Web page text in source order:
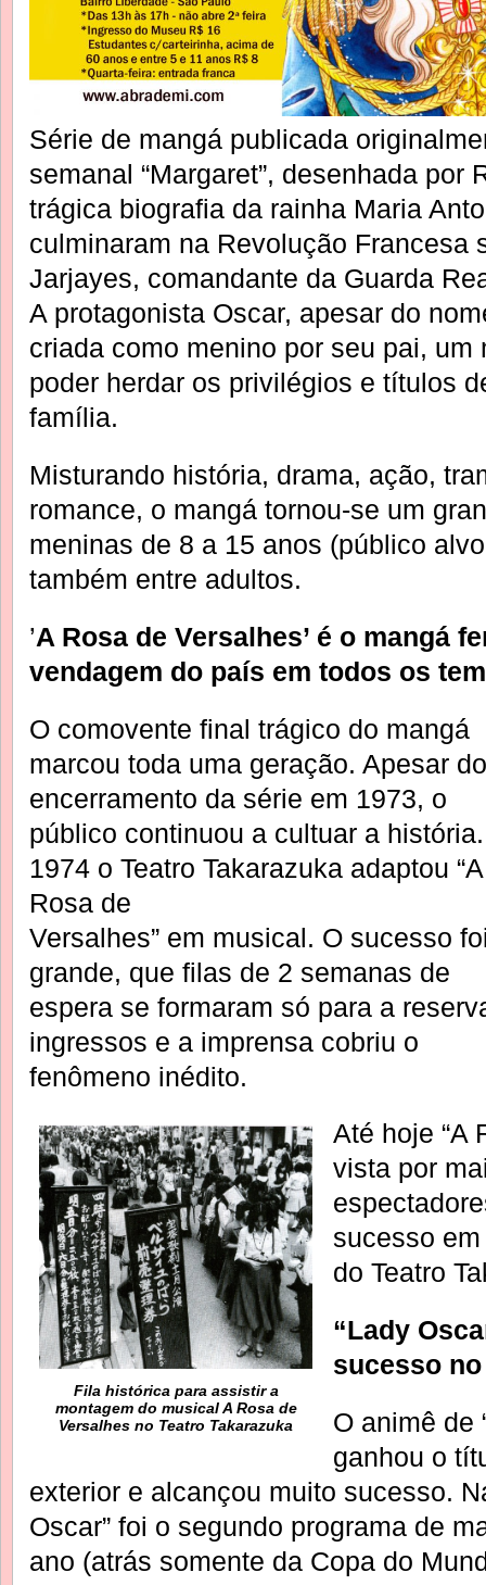
Série de mangá publicada
semanal “Margaret”, desenhada por
trágica biografia da rainha Maria
culminaram na Revolução Francesa
Jarjayes, comandante da Guarda
A protagonista Oscar, apesar do
criada como menino por seu pai, um
poder herdar os privilégios e títulos
família.
Misturando história, drama, ação,
romance, o mangá tornou-se um
meninas de 8 a 15 anos (público alvo
também entre adultos.
’A Rosa de Versalhes’ é o mangá
vendagem do país em todos os
O comovente final trágico do mangá
marcou toda uma geração. Apesar do
encerramento da série em 1973, o
público continuou a cultuar a
1974 o Teatro Takarazuka adaptou “A
Rosa de
Versalhes” em musical. O sucesso
grande, que filas de 2 semanas de
espera se formaram só para a
ingressos e a imprensa cobriu o
fenômeno inédito.
Fila histórica para assistir a
montagem do musical A Rosa de
Versalhes no Teatro Takarazuka
Até hoje “A
vista por
sucesso
do Teatro
“Lady
sucesso
O animê de
ganhou o
exterior e alcançou muito sucesso.
Oscar” foi o segundo programa de
ano (atrás somente da Copa do